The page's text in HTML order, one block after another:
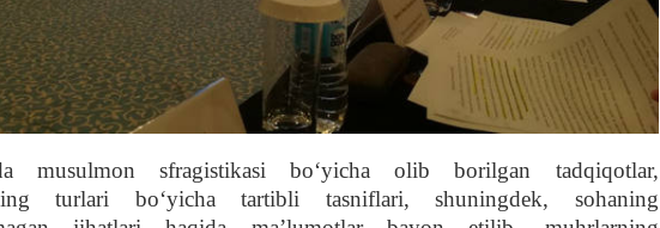
musulmon sfragistikasi boʻyicha olib borilgan tadqiqotlar,
turlari boʻyicha tartibli tasniflari, shuningdek, sohaning